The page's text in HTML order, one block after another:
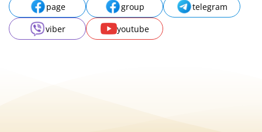
page group
telegram
viber
youtube